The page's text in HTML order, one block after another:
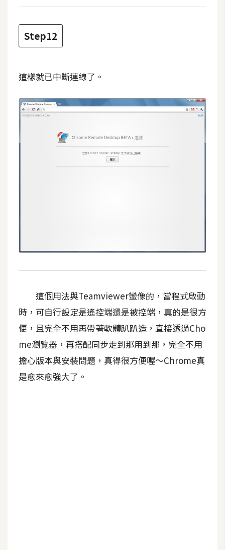
Step12
這樣就已中斷連線了。
這個用法與Teamviewer蠻像的，當程式啟動
時，可自行設定是遙控端還是被控端，真的是很方
便，且完全不用再帶著軟體趴趴造，直接透過Cho
me瀏覽器，再搭配同步走到那用到那，完全不用
擔心版本與安裝問題，真得很方便喔～Chrome真
是愈來愈強大了。